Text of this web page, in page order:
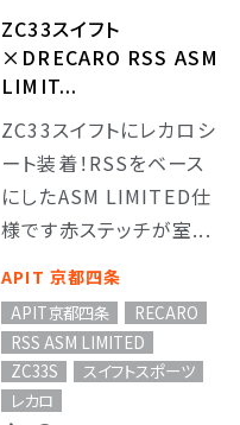
ZC33スイフト
×DRECARO RSS ASM
LIMIT...
ZC33スイフトにレカロシ
ート装着！RSSをベース
にしたASM LIMITED仕
様です赤ステッチが室...
APIT 京都四条
APIT京都四条
RECARO
RSS ASM LIMITED
ZC33S
スイフトスポーツ
レカロ